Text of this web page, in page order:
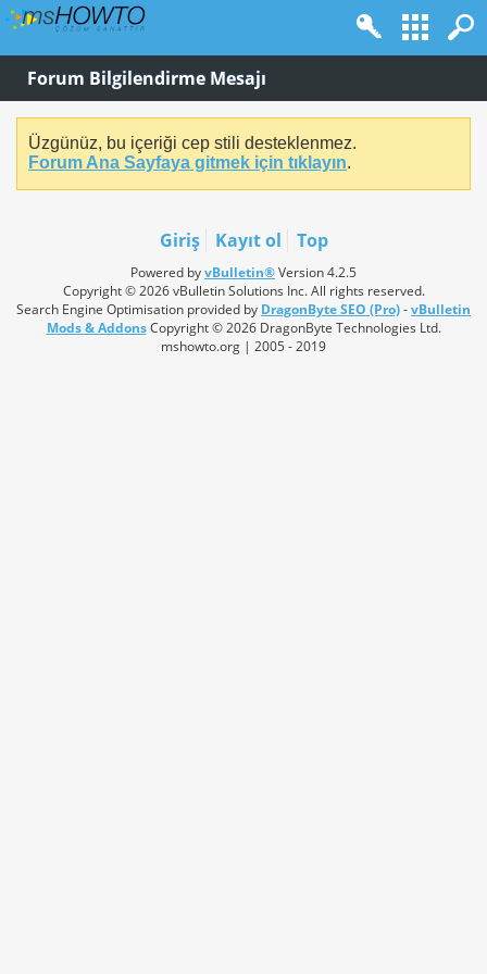
Forum Bilgilendirme Mesajı
Üzgünüz, bu içeriği cep stili desteklenmez.
Forum Ana Sayfaya gitmek için tıklayın.
Giriş Kayıt ol Top
Powered byvBulletin®Version 4.2.5
Copyright © 2026 vBulletin Solutions Inc. All rights reserved.
Search Engine Optimisation provided by DragonByte SEO (Pro)-vBulletin
Mods & AddonsCopyright © 2026 DragonByte Technologies Ltd.
mshowto.org | 2005 - 2019